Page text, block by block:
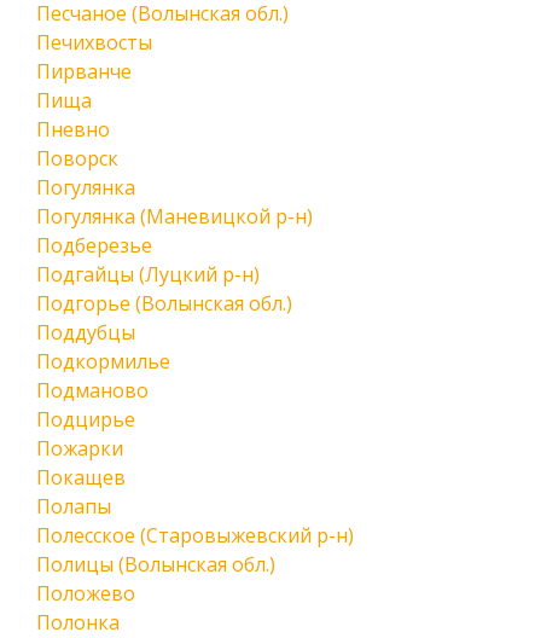
Песчаное (Волынская обл.)
Печихвосты
Пирванче
Пища
Пневно
Поворск
Погулянка
Погулянка (Маневицкой р-н)
Подберезье
Подгайцы (Луцкий р-н)
Подгорье (Волынская обл.)
Поддубцы
Подкормилье
Подманово
Подцирье
Пожарки
Покащев
Полапы
Полесское (Старовыжевский р-н)
Полицы (Волынская обл.)
Положево
Полонка